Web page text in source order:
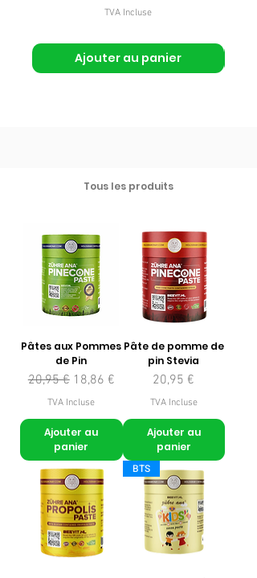
TVA Incluse
Ajouter au panier
Tous les produits
Pâtes aux Pommes
de Pin
Prix original
20,95 € Prix promotionnel
18,86 €
TVA Incluse
Ajouter au
panier
Pâte de pomme de
pin Stevia
Prix
20,95 €
TVA Incluse
Ajouter au
panier
BTS